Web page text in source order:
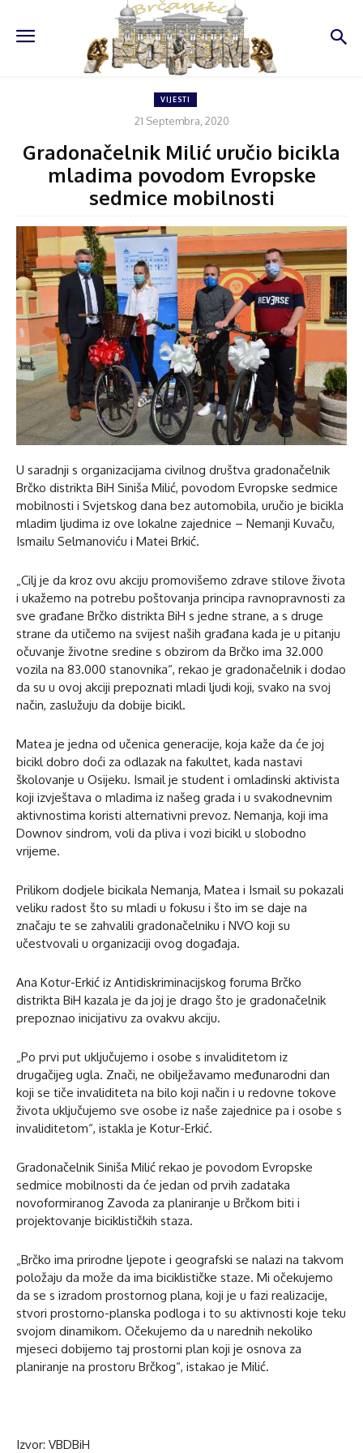
VIJESTI
21 Septembra, 2020
Gradonačelnik Milić uručio bicikla
mladima povodom Evropske
sedmice mobilnosti
U saradnji s organizacijama civilnog društva gradonačelnik
Brčko distrikta BiH Siniša Milić, povodom Evropske sedmice
mobilnosti i Svjetskog dana bez automobila, uručio je bicikla
mladim ljudima iz ove lokalne zajednice – Nemanji Kuvaču,
Ismailu Selmanoviću i Matei Brkić.
„Cilj je da kroz ovu akciju promovišemo zdrave stilove života
i ukažemo na potrebu poštovanja principa ravnopravnosti za
sve građane Brčko distrikta BiH s jedne strane, a s druge
strane da utičemo na svijest naših građana kada je u pitanju
očuvanje životne sredine s obzirom da Brčko ima 32.000
vozila na 83.000 stanovnika“, rekao je gradonačelnik i dodao
da su u ovoj akciji prepoznati mladi ljudi koji, svako na svoj
način, zaslužuju da dobije bicikl.
Matea je jedna od učenica generacije, koja kaže da će joj
bicikl dobro doći za odlazak na fakultet, kada nastavi
školovanje u Osijeku. Ismail je student i omladinski aktivista
koji izvještava o mladima iz našeg grada i u svakodnevnim
aktivnostima koristi alternativni prevoz. Nemanja, koji ima
Downov sindrom, voli da pliva i vozi bicikl u slobodno
vrijeme.
Prilikom dodjele bicikala Nemanja, Matea i Ismail su pokazali
veliku radost što su mladi u fokusu i što im se daje na
značaju te se zahvalili gradonačelniku i NVO koji su
učestvovali u organizaciji ovog događaja.
Ana Kotur-Erkić iz Antidiskriminacijskog foruma Brčko
distrikta BiH kazala je da joj je drago što je gradonačelnik
prepoznao inicijativu za ovakvu akciju.
„Po prvi put uključujemo i osobe s invaliditetom iz
drugačijeg ugla. Znači, ne obilježavamo međunarodni dan
koji se tiče invaliditeta na bilo koji način i u redovne tokove
života uključujemo sve osobe iz naše zajednice pa i osobe s
invaliditetom“, istakla je Kotur-Erkić.
Gradonačelnik Siniša Milić rekao je povodom Evropske
sedmice mobilnosti da će jedan od prvih zadataka
novoformiranog Zavoda za planiranje u Brčkom biti i
projektovanje biciklističkih staza.
„Brčko ima prirodne ljepote i geografski se nalazi na takvom
položaju da može da ima biciklističke staze. Mi očekujemo
da se s izradom prostornog plana, koji je u fazi realizacije,
stvori prostorno-planska podloga i to su aktivnosti koje teku
svojom dinamikom. Očekujemo da u narednih nekoliko
mjeseci dobijemo taj prostorni plan koji je osnova za
planiranje na prostoru Brčkog“, istakao je Milić.
Izvor: VBDBiH